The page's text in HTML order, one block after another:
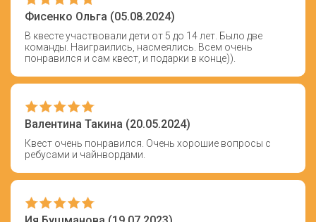
Фисенко Ольга (05.08.2024)
В квесте участвовали дети от 5 до 14 лет. Было две
команды. Наиграились, насмеялись. Всем очень
понравился и сам квест, и подарки в конце)).
Валентина Такина (20.05.2024)
Квест очень понравился. Очень хорошие вопросы с
ребусами и чайнвордами.